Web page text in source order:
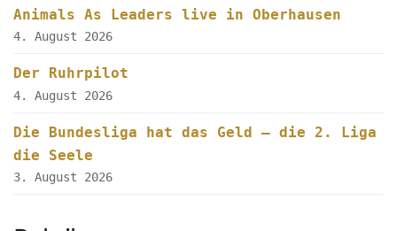
Animals As Leaders live in Oberhausen
4. August 2026
Der Ruhrpilot
4. August 2026
Die Bundesliga hat das Geld – die 2. Liga
die Seele
3. August 2026